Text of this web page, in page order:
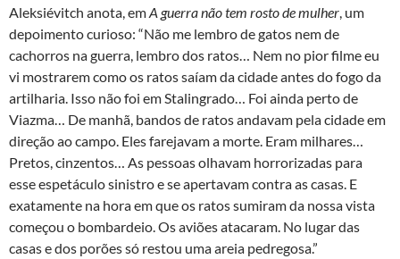
Aleksiévitch anota, emA guerra não tem rosto de mulher, um
depoimento curioso: “Não me lembro de gatos nem de
cachorros na guerra, lembro dos ratos… Nem no pior filme eu
vi mostrarem como os ratos saíam da cidade antes do fogo da
artilharia. Isso não foi em Stalingrado… Foi ainda perto de
Viazma… De manhã, bandos de ratos andavam pela cidade em
direção ao campo. Eles farejavam a morte. Eram milhares…
Pretos, cinzentos… As pessoas olhavam horrorizadas para
esse espetáculo sinistro e se apertavam contra as casas. E
exatamente na hora em que os ratos sumiram da nossa vista
começou o bombardeio. Os aviões atacaram. No lugar das
casas e dos porões só restou uma areia pedregosa.”